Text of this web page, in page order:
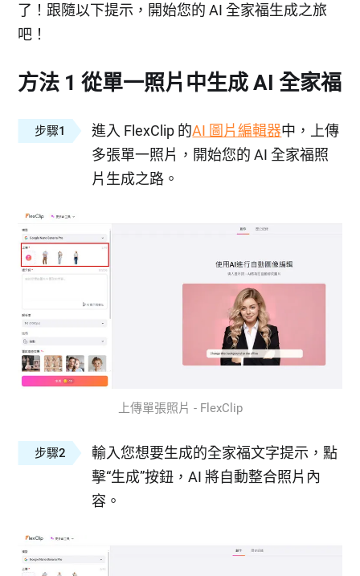
了！跟隨以下提示，開始您的 AI 全家福生成之旅
吧！
方法 1 從單一照片中生成 AI 全家福
步驟1 進入 FlexClip 的AI 圖片編輯器中，上傳
多張單一照片，開始您的 AI 全家福照
片生成之路。
上傳單張照片 - FlexClip
步驟2
輸入您想要生成的全家福文字提示，點
擊“生成”按鈕，AI 將自動整合照片內
容。